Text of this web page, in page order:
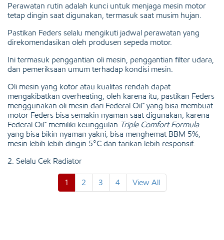
Perawatan rutin adalah kunci untuk menjaga mesin motor
tetap dingin saat digunakan, termasuk saat musim hujan.
Pastikan Feders selalu mengikuti jadwal perawatan yang
direkomendasikan oleh produsen sepeda motor.
Ini termasuk penggantian oli mesin, penggantian filter udara,
dan pemeriksaan umum terhadap kondisi mesin.
Oli mesin yang kotor atau kualitas rendah dapat
mengakibatkan overheating, oleh karena itu, pastikan Feders
menggunakan oli mesin dari Federal Oil™ yang bisa membuat
motor Feders bisa semakin nyaman saat digunakan, karena
Federal Oil™ memiliki keunggulan Triple Comfort Formula
yang bisa bikin nyaman yakni, bisa menghemat BBM 5%,
mesin lebih lebih dingin 5°C dan tarikan lebih responsif.
2. Selalu Cek Radiator
1 2 3 4 View All